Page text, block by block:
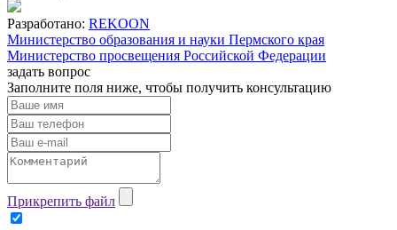
Разработано: REKOON
Министерство образования и науки Пермского края
Министерство просвещения Российской Федерации
задать вопрос
Заполните поля ниже, чтобы получить консультацию
Прикрепить файл